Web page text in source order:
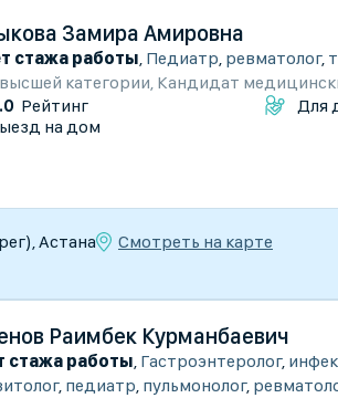
Замира Амировна
стажа работы, Педиатр, ревматолог,
категории, Кандидат
Рейтинг
Для
на дом
Астана
Смотреть на карте
Раимбек Курманбаевич
стажа работы, Гастроэнтеролог,
, педиатр, пульмонолог,